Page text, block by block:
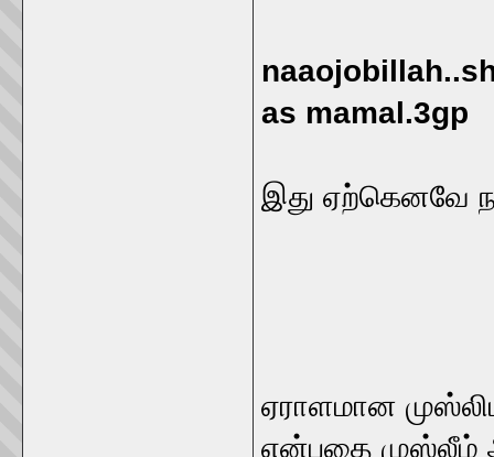
as mamal.3gp
இது ஏற்கெனவே
ஏராளமான
என்பதை